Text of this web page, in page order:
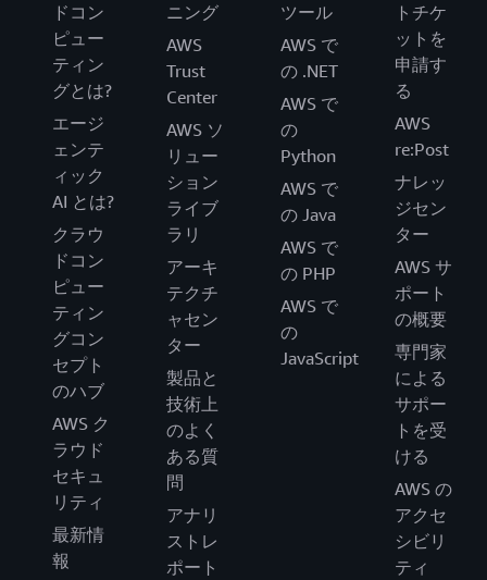
ドコン
ピュー
ティン
グとは?
エージ
ェンテ
ィック
AI とは?
クラウ
ドコン
ピュー
ティン
グコン
セプト
のハブ
AWS ク
ラウド
セキュ
リティ
最新情
報
ニング
AWS
Trust
Center
AWS ソ
リュー
ション
ライブ
ラリ
アーキ
テクチ
ャセン
ター
製品と
技術上
のよく
ある質
問
アナリ
ストレ
ポート
ツール
AWS で
の .NET
AWS で
の
Python
AWS で
の Java
AWS で
の PHP
AWS で
の
JavaScript
トチケ
ットを
申請す
る
AWS
re:Post
ナレッ
ジセン
ター
AWS サ
ポート
の概要
専門家
による
サポー
トを受
ける
AWS の
アクセ
シビリ
ティ